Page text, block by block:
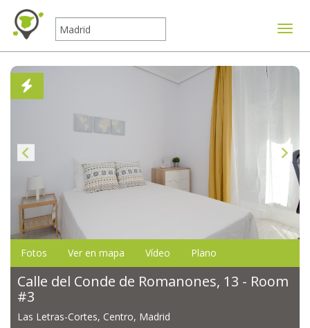
Fotos Ver en mapa Vídeo Plano
Calle del Conde de Romanones, 13 - Room
#3
Las Letras-Cortes, Centro, Madrid